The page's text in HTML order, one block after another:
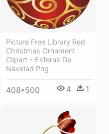
Picture Free Library Red
Christmas Ornament
Clipart - Esferas De
Navidad Png
408*500 4 1